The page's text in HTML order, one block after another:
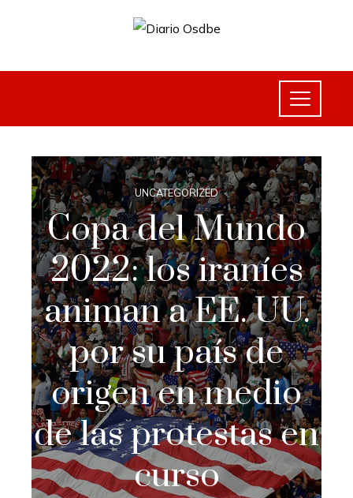
UNCATEGORIZED
Copa del Mundo
2022: los iraníes
animan a EE. UU.
por su país de
origen en medio
de las protestas en
curso